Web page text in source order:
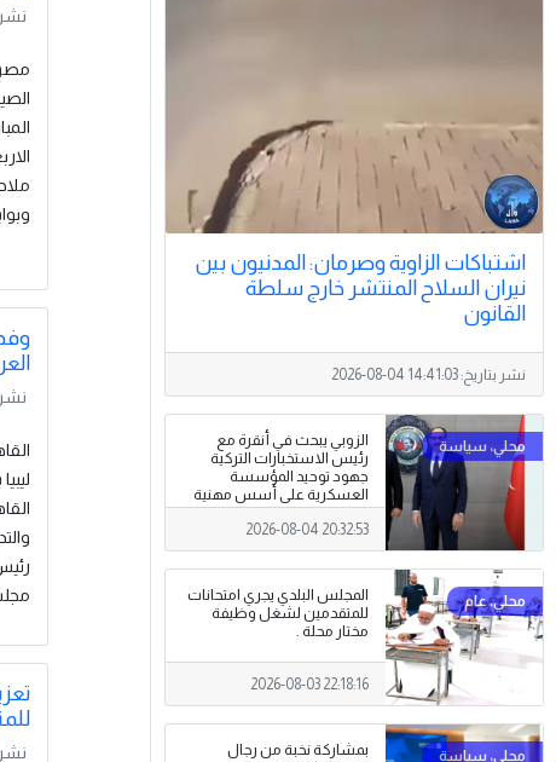
اشتباكات الزاوية وصرمان: المدنيون بين
نيران السلاح المنتشر خارج سلطة
القانون
نشر بتاريخ:2026-08-04 14:41:03
الزوبي يبحث في أنقرة مع
رئيس الاستخبارات التركية
جهود توحيد المؤسسة
العسكرية على أسس مهنية
ووطنية،
2026-08-04 20:32:53
المجلس البلدي يجري امتحانات
للمتقدمين لشغل وظيفة
مختار محلة .
2026-08-03 22:18:16
بمشاركة نخبة من رجال